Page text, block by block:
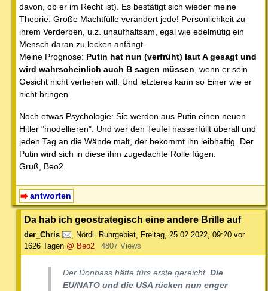
davon, ob er im Recht ist). Es bestätigt sich wieder meine
Theorie: Große Machtfülle verändert jede! Persönlichkeit zu
ihrem Verderben, u.z. unaufhaltsam, egal wie edelmütig ein
Mensch daran zu lecken anfängt.
Meine Prognose: Putin hat nun (verfrüht) laut A gesagt und
wird wahrscheinlich auch B sagen müssen, wenn er sein
Gesicht nicht verlieren will. Und letzteres kann so Einer wie er
nicht bringen.
Noch etwas Psychologie: Sie werden aus Putin einen neuen
Hitler "modellieren". Und wer den Teufel hasserfüllt überall und
jeden Tag an die Wände malt, der bekommt ihn leibhaftig. Der
Putin wird sich in diese ihm zugedachte Rolle fügen.
Gruß, Beo2
antworten
Da hab ich geostrategisch eine andere Brille auf
der_Chris , Nördl. Ruhrgebiet, Freitag, 25.02.2022, 09:20 vor
1626 Tagen @ Beo2 4807 Views
Der Donbass hätte fürs erste gereicht. Die
EU/NATO und die USA rücken nun enger